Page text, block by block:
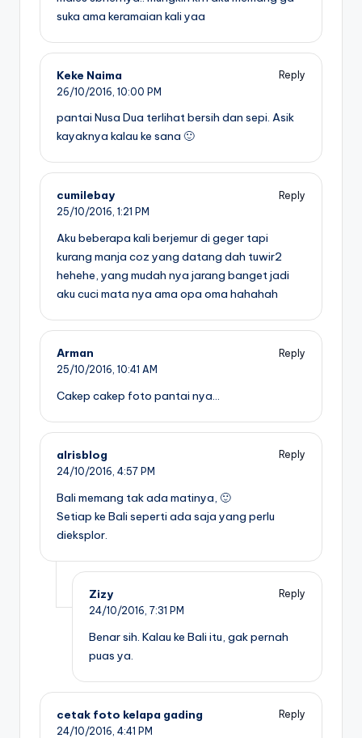
suka ama keramaian kali yaa
Keke Naima
Reply
26/10/2016, 10:00 PM
pantai Nusa Dua terlihat bersih dan sepi. Asik
kayaknya kalau ke sana 🙂
cumilebay
Reply
25/10/2016, 1:21 PM
Aku beberapa kali berjemur di geger tapi
kurang manja coz yang datang dah tuwir2
hehehe, yang mudah nya jarang banget jadi
aku cuci mata nya ama opa oma hahahah
Arman
Reply
25/10/2016, 10:41 AM
Cakep cakep foto pantai nya…
alrisblog
Reply
24/10/2016, 4:57 PM
Bali memang tak ada matinya, 🙂
Setiap ke Bali seperti ada saja yang perlu
dieksplor.
Zizy
Reply
24/10/2016, 7:31 PM
Benar sih. Kalau ke Bali itu, gak pernah
puas ya.
cetak foto kelapa gading
Reply
24/10/2016, 4:41 PM